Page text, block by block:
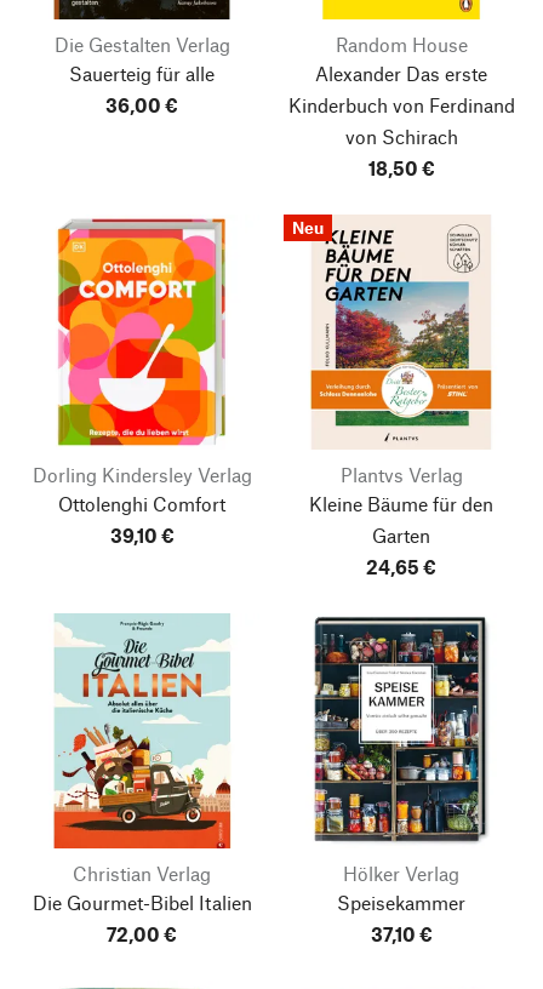
Die Gestalten Verlag
Sauerteig für alle
36,00 €
Random House
Alexander Das erste
Kinderbuch von Ferdinand
von Schirach
18,50 €
Dorling Kindersley Verlag
Ottolenghi Comfort
39,10 €
Neu
Plantvs Verlag
Kleine Bäume für den
Garten
24,65 €
Christian Verlag
Die Gourmet-Bibel Italien
72,00 €
Hölker Verlag
Speisekammer
37,10 €